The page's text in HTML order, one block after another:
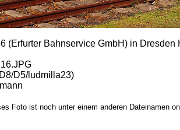
(Erfurter Bahnservice GmbH) in Dresden
D5/ludmilla23)
Foto ist noch unter einem anderen Dateinamen